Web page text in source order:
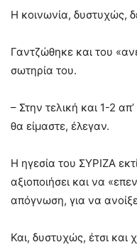
Η κοινωνία, δυστυχώς,
Γαντζώθηκε και του
σωτηρία του.
– Στην τελική και 1-2
θα είμαστε, έλεγαν.
Η ηγεσία του ΣΥΡΙΖΑ
αξιοποιήσει και να
απόγνωση, για να
Και, δυστυχώς, έτσι και